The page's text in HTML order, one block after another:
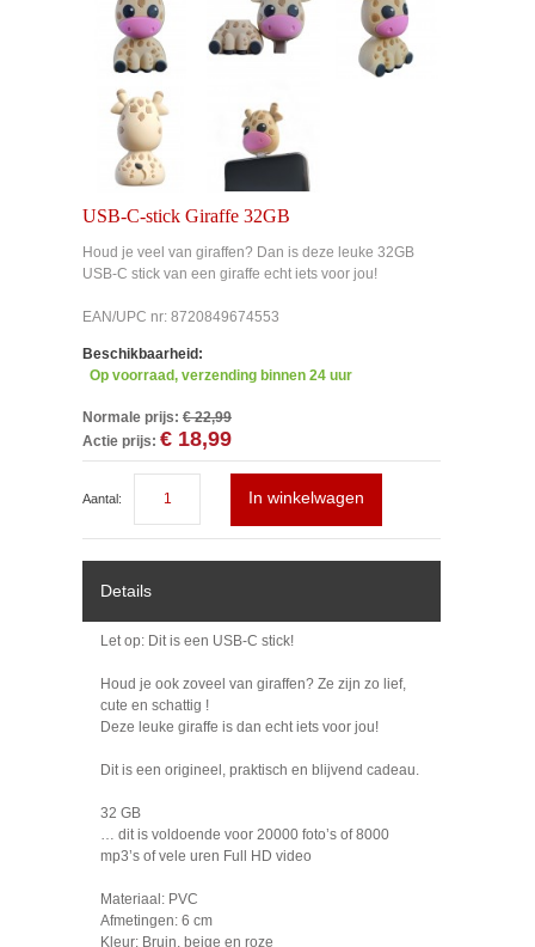
USB-C-stick Giraffe 32GB
Houd je veel van giraffen? Dan is deze leuke 32GB
USB-C stick van een giraffe echt iets voor jou!
EAN/UPC nr: 8720849674553
Beschikbaarheid:
Op voorraad, verzending binnen 24 uur
Normale prijs: € 22,99
Actie prijs: € 18,99
Aantal: In winkelwagen
Details
Let op: Dit is een USB-C stick!
Houd je ook zoveel van giraffen? Ze zijn zo lief,
cute en schattig !
Deze leuke giraffe is dan echt iets voor jou!
Dit is een origineel, praktisch en blijvend cadeau.
32 GB
… dit is voldoende voor 20000 foto’s of 8000
mp3’s of vele uren Full HD video
Materiaal: PVC
Afmetingen: 6 cm
Kleur: Bruin, beige en roze